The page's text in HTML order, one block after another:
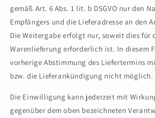
gemäß Art. 6 Abs. 1 lit. b DSGVO nur den
Empfängers und die Lieferadresse an den
Die Weitergabe erfolgt nur, soweit dies für
Warenlieferung erforderlich ist. In diesem
vorherige Abstimmung des Liefertermins
bzw. die Lieferankündigung nicht möglich.
Die Einwilligung kann jederzeit mit
gegenüber dem oben bezeichneten